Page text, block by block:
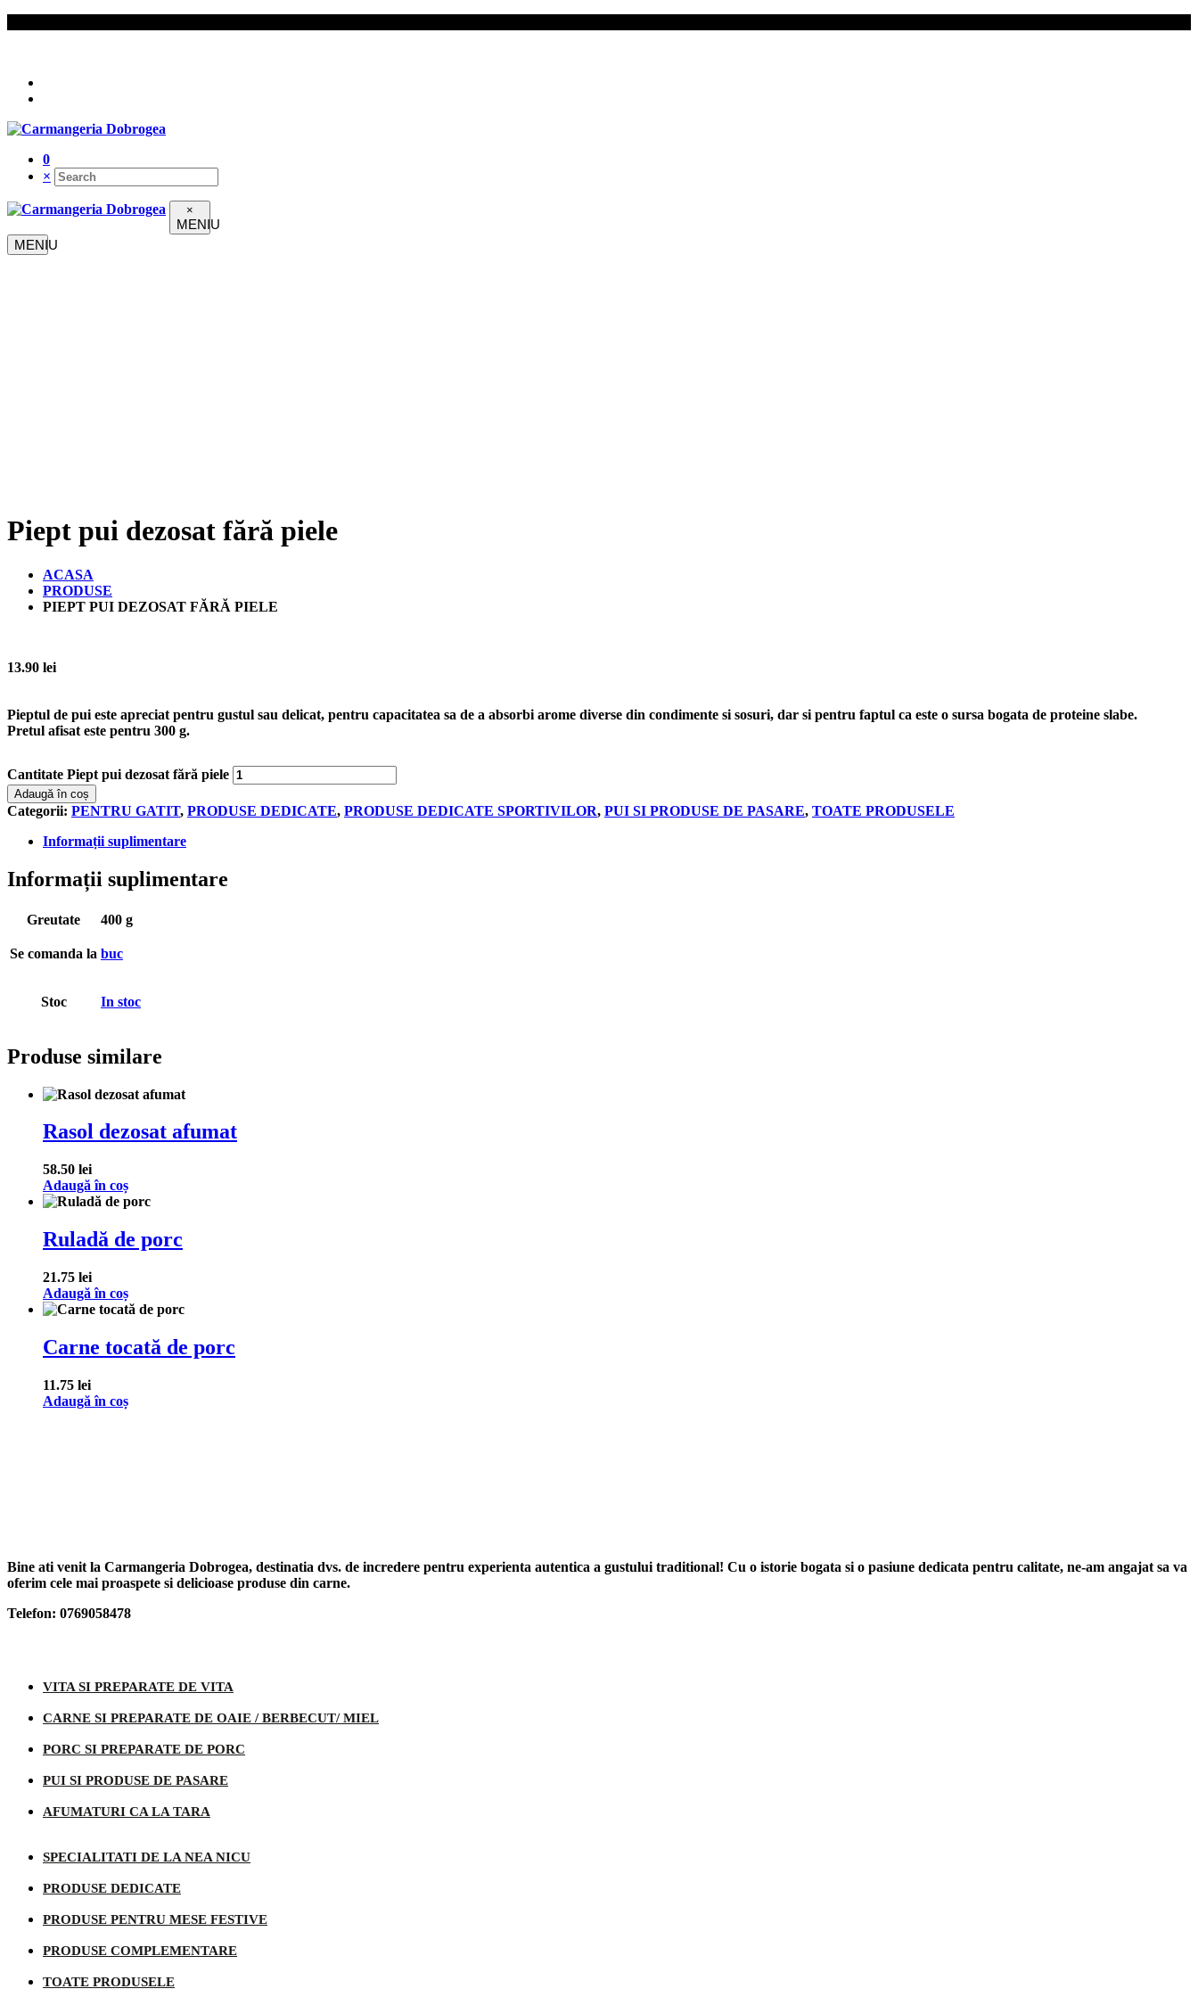
0
×
×
Piept pui dezosat fără piele
ACASA
PRODUSE
PIEPT PUI DEZOSAT FĂRĂ PIELE
13.90 lei
Pieptul de pui este apreciat pentru gustul sau delicat, pentru capacitatea sa de a absorbi arome diverse din condimente si sosuri, dar si pentru faptul ca este o sursa bogata de proteine slabe.
Pretul afisat este pentru 300 g.
Cantitate Piept pui dezosat fără piele
Adaugă în coș
Categorii: PENTRU GATIT, PRODUSE DEDICATE, PRODUSE DEDICATE SPORTIVILOR, PUI SI PRODUSE DE PASARE, TOATE PRODUSELE
Informații suplimentare
Informații suplimentare
Greutate 400 g
Se comanda la buc
Stoc In stoc
Produse similare
Rasol dezosat afumat
58.50 lei
Adaugă în coș
Ruladă de porc
21.75 lei
Adaugă în coș
Carne tocată de porc
11.75 lei
Adaugă în coș
Bine ati venit la Carmangeria Dobrogea, destinatia dvs. de incredere pentru experienta autentica a gustului traditional! Cu o istorie bogata si o pasiune dedicata pentru calitate, ne-am angajat sa va
oferim cele mai proaspete si delicioase produse din carne.
Telefon: 0769058478
VITA SI PREPARATE DE VITA
CARNE SI PREPARATE DE OAIE / BERBECUT/ MIEL
PORC SI PREPARATE DE PORC
PUI SI PRODUSE DE PASARE
AFUMATURI CA LA TARA
SPECIALITATI DE LA NEA NICU
PRODUSE DEDICATE
PRODUSE PENTRU MESE FESTIVE
PRODUSE COMPLEMENTARE
TOATE PRODUSELE